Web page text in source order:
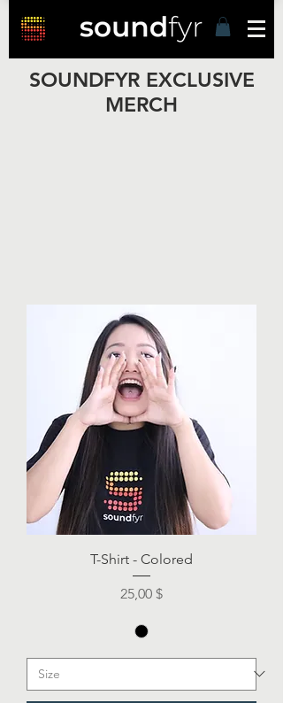
SOUNDFYR EXCLUSIVE
MERCH
T-Shirt - Colored
Preis
25,00 $